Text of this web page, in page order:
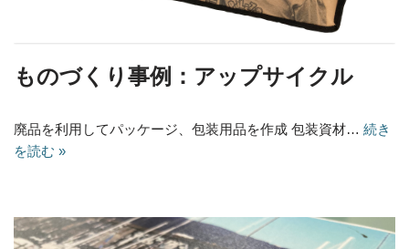
ものづくり事例：アップサイクル
廃品を利用してパッケージ、包装用品を作成 包装資材… 続き
を読む »